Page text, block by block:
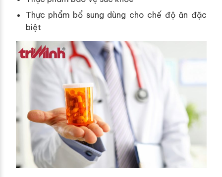
Thực phẩm bổ sung dùng cho chế độ ăn đặc
biệt